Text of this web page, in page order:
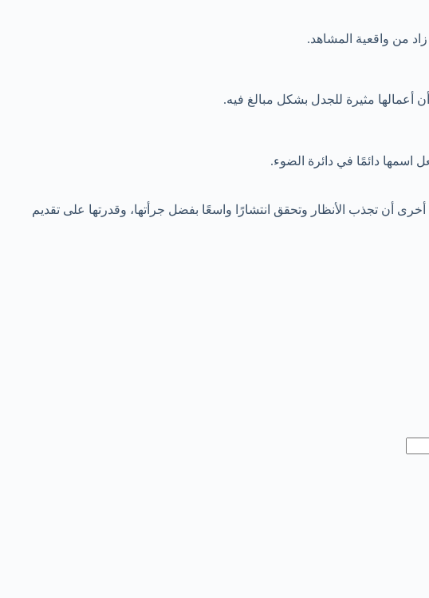
من واقعية المشاهد.
أعمالها مثيرة للجدل بشكل مبالغ فيه.
اسمها دائمًا في دائرة الضوء.
تجذب الأنظار وتحقق انتشارًا واسعًا بفضل جرأتها، وقدرتها على تقديم